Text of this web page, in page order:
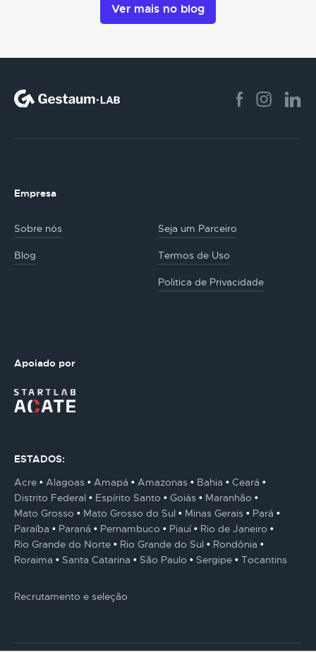
Ver mais no blog
Empresa
Sobre nós Seja um Parceiro
Blog Termos de Uso
Politica de Privacidade
Apoiado por
ESTADOS:
Acre
Alagoas Amapá Amazonas Bahia
Ceará
Distrito Federal
Espírito Santo Goiás
Maranhão
Mato Grosso
Mato Grosso do Sul Minas Gerais
Pará
Paraíba
Paraná Pernambuco Piauí
Rio de Janeiro
Rio Grande do Norte
Rio Grande do Sul
Rondônia
Roraima
Santa Catarina São Paulo Sergipe Tocantins
Recrutamento e seleção